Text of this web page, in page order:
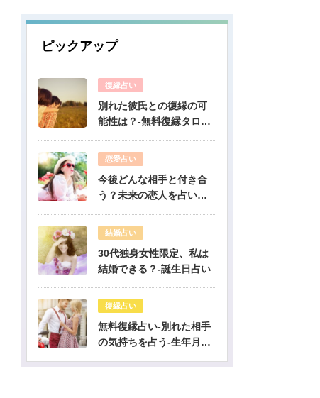
ピックアップ
復縁占い
別れた彼氏との復縁の可
能性は？-無料復縁タロッ
恋愛占い
今後どんな相手と付き合
う？未来の恋人を占いま
結婚占い
30代独身女性限定、私は
結婚できる？-誕生日占い
復縁占い
無料復縁占い-別れた相手
の気持ちを占う-生年月日